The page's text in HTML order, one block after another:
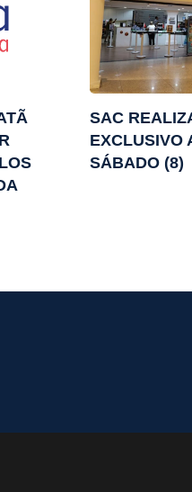
SAC
EXCLUSIVO
SÁBADO (8)